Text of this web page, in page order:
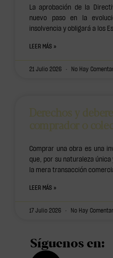
La aprobación de la
nuevo paso en la
insolvencia y obligará a los
LEER MÁS »
21 Julio 2026 No Hay
Derechos y
comprador o
Comprar una obra es una
que, por su naturaleza
la mera transacción
LEER MÁS »
17 Julio 2026 No Hay
Síguenos en: